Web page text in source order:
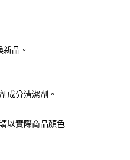
頁面所載為準。
，訂單將自動取
期系統評分，恕
算日後寄送繳費提
直營門市／銀行轉
公司）所提供，讓
將買賣／分期付
。 讓您購物簡單
AFTEE先享後
帳。
可透過四大超商
成。
取消訂單，請聯
品。
成分清潔劑。
以實際商品顏色